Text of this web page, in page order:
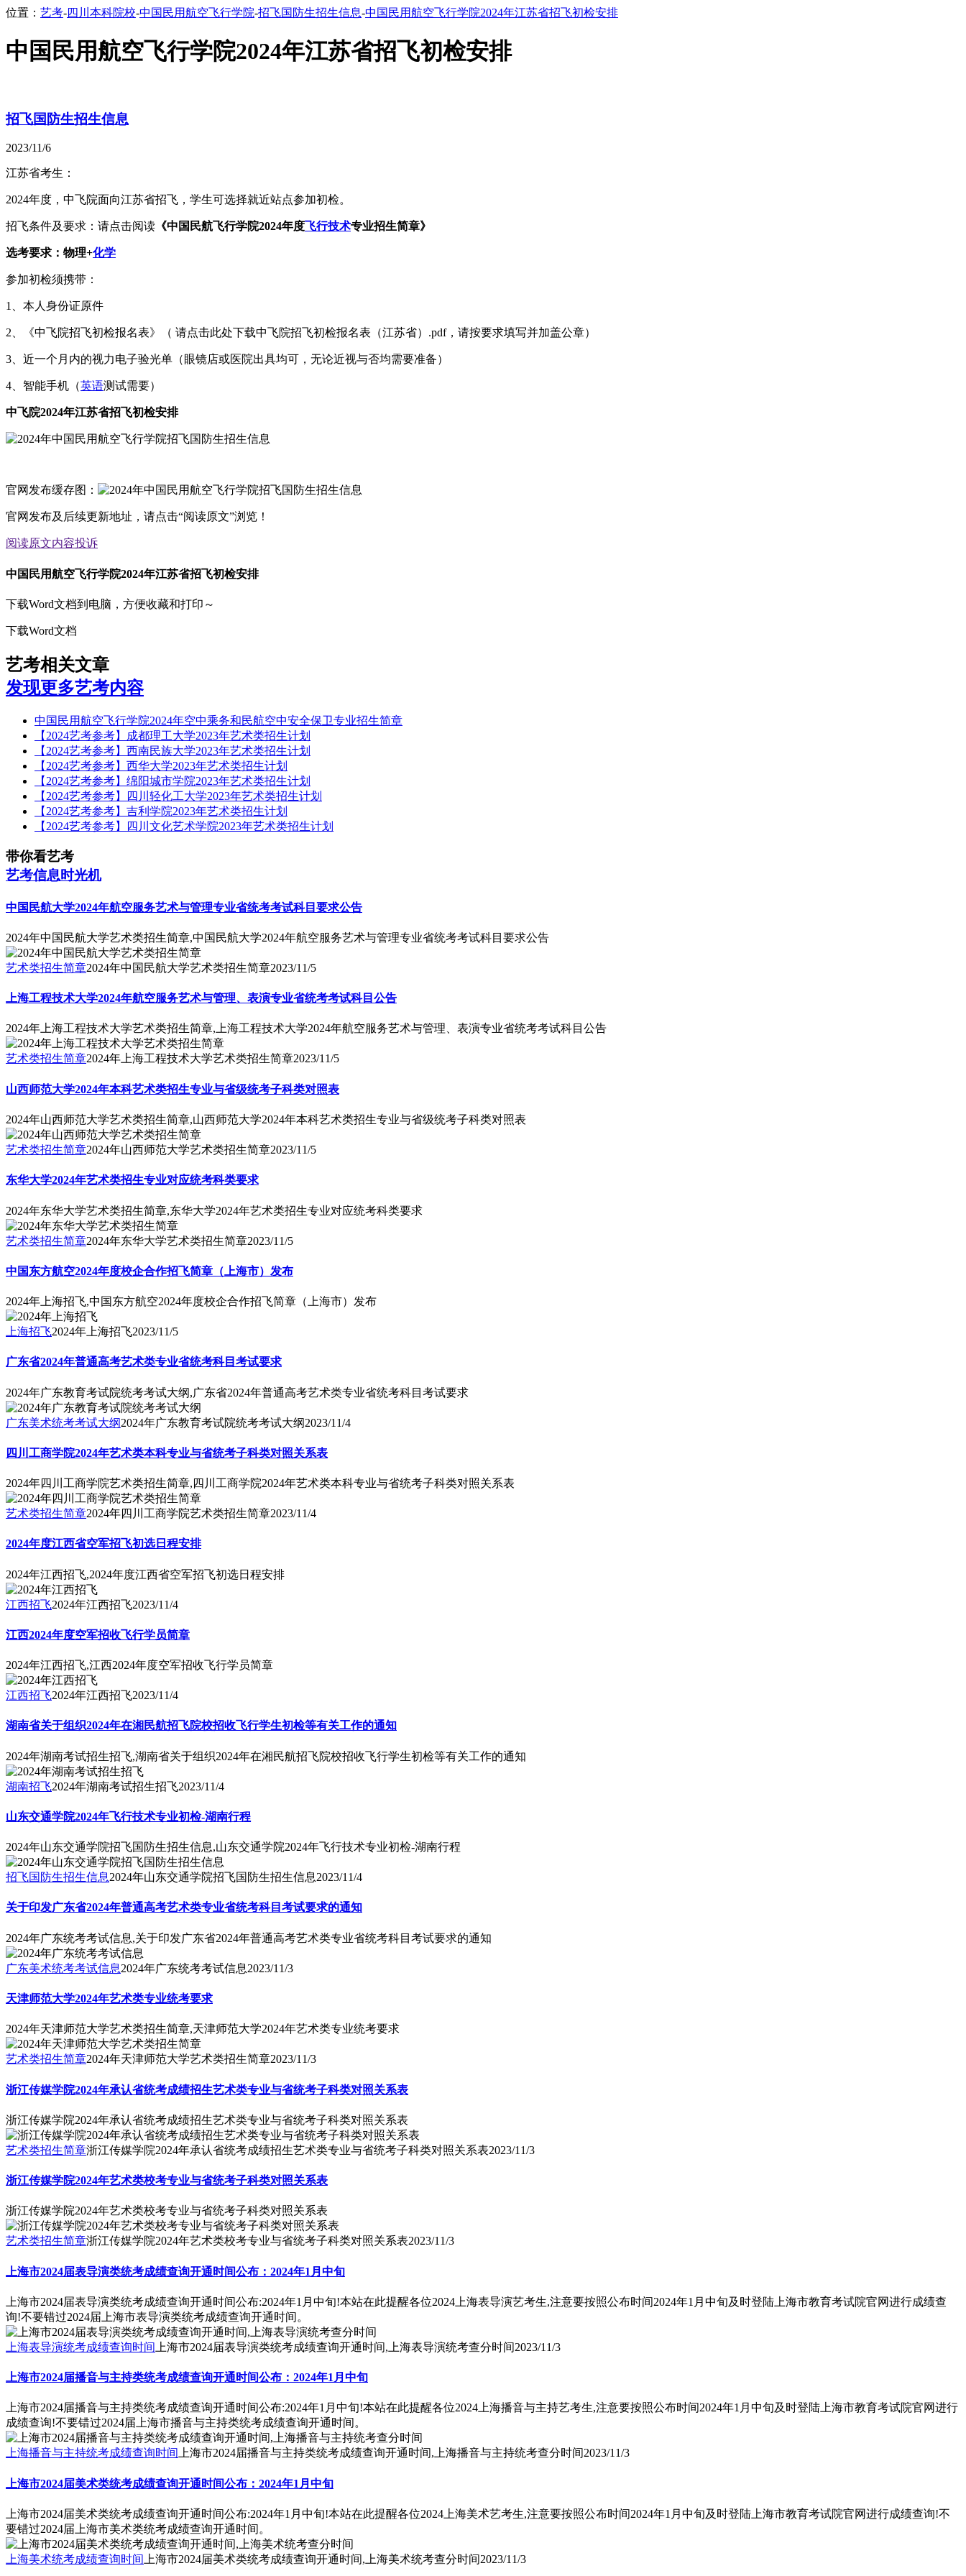
位置： 艺考-四川本科院校-中国民用航空飞行学院-招飞国防生招生信息-中国民用航空飞行学院2024年江苏省招飞初检安排
中国民用航空飞行学院2024年江苏省招飞初检安排
招飞国防生招生信息
2023/11/6
江苏省考生：
2024年度，中飞院面向江苏省招飞，学生可选择就近站点参加初检。
招飞条件及要求：请点击阅读 《中国民航飞行学院2024年度飞行技术专业招生简章》
选考要求：物理+化学
参加初检须携带：
1、本人身份证原件
2、《中飞院招飞初检报名表》（ 请点击此处下载中飞院招飞初检报名表（江苏省）.pdf，请按要求填写并加盖公章）
3、近一个月内的视力电子验光单（眼镜店或医院出具均可，无论近视与否均需要准备）
4、智能手机（英语测试需要）
中飞院2024年江苏省招飞初检安排
官网发布缓存图：
官网发布及后续更新地址，请点击“阅读原文”浏览！
阅读原文内容投诉
中国民用航空飞行学院2024年江苏省招飞初检安排
下载Word文档到电脑，方便收藏和打印～
下载Word文档
艺考相关文章
发现更多艺考内容
中国民用航空飞行学院2024年空中乘务和民航空中安全保卫专业招生简章
【2024艺考参考】成都理工大学2023年艺术类招生计划
【2024艺考参考】西南民族大学2023年艺术类招生计划
【2024艺考参考】西华大学2023年艺术类招生计划
【2024艺考参考】绵阳城市学院2023年艺术类招生计划
【2024艺考参考】四川轻化工大学2023年艺术类招生计划
【2024艺考参考】吉利学院2023年艺术类招生计划
【2024艺考参考】四川文化艺术学院2023年艺术类招生计划
带你看艺考
艺考信息时光机
中国民航大学2024年航空服务艺术与管理专业省统考考试科目要求公告
2024年中国民航大学艺术类招生简章,中国民航大学2024年航空服务艺术与管理专业省统考考试科目要求公告
艺术类招生简章2024年中国民航大学艺术类招生简章2023/11/5
上海工程技术大学2024年航空服务艺术与管理、表演专业省统考考试科目公告
2024年上海工程技术大学艺术类招生简章,上海工程技术大学2024年航空服务艺术与管理、表演专业省统考考试科目公告
艺术类招生简章2024年上海工程技术大学艺术类招生简章2023/11/5
山西师范大学2024年本科艺术类招生专业与省级统考子科类对照表
2024年山西师范大学艺术类招生简章,山西师范大学2024年本科艺术类招生专业与省级统考子科类对照表
艺术类招生简章2024年山西师范大学艺术类招生简章2023/11/5
东华大学2024年艺术类招生专业对应统考科类要求
2024年东华大学艺术类招生简章,东华大学2024年艺术类招生专业对应统考科类要求
艺术类招生简章2024年东华大学艺术类招生简章2023/11/5
中国东方航空2024年度校企合作招飞简章（上海市）发布
2024年上海招飞,中国东方航空2024年度校企合作招飞简章（上海市）发布
上海招飞2024年上海招飞2023/11/5
广东省2024年普通高考艺术类专业省统考科目考试要求
2024年广东教育考试院统考考试大纲,广东省2024年普通高考艺术类专业省统考科目考试要求
广东美术统考考试大纲2024年广东教育考试院统考考试大纲2023/11/4
四川工商学院2024年艺术类本科专业与省统考子科类对照关系表
2024年四川工商学院艺术类招生简章,四川工商学院2024年艺术类本科专业与省统考子科类对照关系表
艺术类招生简章2024年四川工商学院艺术类招生简章2023/11/4
2024年度江西省空军招飞初选日程安排
2024年江西招飞,2024年度江西省空军招飞初选日程安排
江西招飞2024年江西招飞2023/11/4
江西2024年度空军招收飞行学员简章
2024年江西招飞,江西2024年度空军招收飞行学员简章
江西招飞2024年江西招飞2023/11/4
湖南省关于组织2024年在湘民航招飞院校招收飞行学生初检等有关工作的通知
2024年湖南考试招生招飞,湖南省关于组织2024年在湘民航招飞院校招收飞行学生初检等有关工作的通知
湖南招飞2024年湖南考试招生招飞2023/11/4
山东交通学院2024年飞行技术专业初检-湖南行程
2024年山东交通学院招飞国防生招生信息,山东交通学院2024年飞行技术专业初检-湖南行程
招飞国防生招生信息2024年山东交通学院招飞国防生招生信息2023/11/4
关于印发广东省2024年普通高考艺术类专业省统考科目考试要求的通知
2024年广东统考考试信息,关于印发广东省2024年普通高考艺术类专业省统考科目考试要求的通知
广东美术统考考试信息2024年广东统考考试信息2023/11/3
天津师范大学2024年艺术类专业统考要求
2024年天津师范大学艺术类招生简章,天津师范大学2024年艺术类专业统考要求
艺术类招生简章2024年天津师范大学艺术类招生简章2023/11/3
浙江传媒学院2024年承认省统考成绩招生艺术类专业与省统考子科类对照关系表
浙江传媒学院2024年承认省统考成绩招生艺术类专业与省统考子科类对照关系表
艺术类招生简章浙江传媒学院2024年承认省统考成绩招生艺术类专业与省统考子科类对照关系表2023/11/3
浙江传媒学院2024年艺术类校考专业与省统考子科类对照关系表
浙江传媒学院2024年艺术类校考专业与省统考子科类对照关系表
艺术类招生简章浙江传媒学院2024年艺术类校考专业与省统考子科类对照关系表2023/11/3
上海市2024届表导演类统考成绩查询开通时间公布：2024年1月中旬
上海市2024届表导演类统考成绩查询开通时间公布:2024年1月中旬!本站在此提醒各位2024上海表导演艺考生,注意要按照公布时间2024年1月中旬及时登陆上海市教育考试院官网进行成绩查
询!不要错过2024届上海市表导演类统考成绩查询开通时间。
上海表导演统考成绩查询时间 上海市2024届表导演类统考成绩查询开通时间,上海表导演统考查分时间2023/11/3
上海市2024届播音与主持类统考成绩查询开通时间公布：2024年1月中旬
上海市2024届播音与主持类统考成绩查询开通时间公布:2024年1月中旬!本站在此提醒各位2024上海播音与主持艺考生,注意要按照公布时间2024年1月中旬及时登陆上海市教育考试院官网进行
成绩查询!不要错过2024届上海市播音与主持类统考成绩查询开通时间。
上海播音与主持统考成绩查询时间上海市2024届播音与主持类统考成绩查询开通时间,上海播音与主持统考查分时间2023/11/3
上海市2024届美术类统考成绩查询开通时间公布：2024年1月中旬
上海市2024届美术类统考成绩查询开通时间公布:2024年1月中旬!本站在此提醒各位2024上海美术艺考生,注意要按照公布时间2024年1月中旬及时登陆上海市教育考试院官网进行成绩查询!不
要错过2024届上海市美术类统考成绩查询开通时间。
上海美术统考成绩查询时间 上海市2024届美术类统考成绩查询开通时间,上海美术统考查分时间2023/11/3